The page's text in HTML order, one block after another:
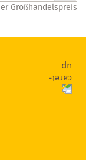
Großhandelspreis